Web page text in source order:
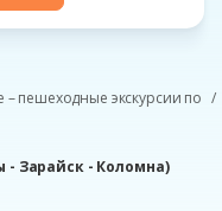
пешеходные экскурсии по
Зарайск - Коломна)